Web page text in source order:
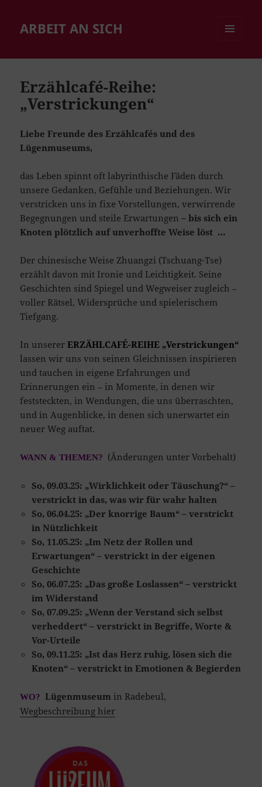
ARBEIT AN SICH
Erzählcafé-Reihe:
„Verstrickungen“
Liebe Freunde des Erzählcafés und des
Lügenmuseums,
das Leben spinnt oft labyrinthische Fäden durch
unsere Gedanken, Gefühle und Beziehungen. Wir
verstricken uns in fixe Vorstellungen, verwirrende
Begegnungen und steile Erwartungen– bis sich ein
Knoten plötzlich auf unverhoffte Weise löst …
Der chinesische Weise Zhuangzi (Tschuang-Tse)
erzählt davon mit Ironie und Leichtigkeit. Seine
Geschichten sind Spiegel und Wegweiser zugleich –
voller Rätsel, Widersprüche und spielerischem
Tiefgang.
In unsererERZÄHLCAFÉ-REIHE „Verstrickungen“
lassen wir uns von seinen Gleichnissen inspirieren
und tauchen in eigene Erfahrungen und
Erinnerungen ein – in Momente, in denen wir
feststeckten, in Wendungen, die uns überraschten,
und in Augenblicke, in denen sich unerwartet ein
neuer Weg auftat.
WANN & THEMEN? (Änderungen unter Vorbehalt)
So, 09.03.25: „Wirklichkeit oder Täuschung?“ –
verstrickt in das, was wir für wahr halten
So, 06.04.25: „Der knorrige Baum“ – verstrickt
in Nützlichkeit
So, 11.05.25: „Im Netz der Rollen und
Erwartungen“ – verstrickt in der eigenen
Geschichte
So, 06.07.25: „Das große Loslassen“ – verstrickt
im Widerstand
So, 07.09.25: „Wenn der Verstand sich selbst
verheddert“ – verstrickt in Begriffe, Worte &
Vor-Urteile
So, 09.11.25: „Ist das Herz ruhig, lösen sich die
Knoten“ – verstrickt in Emotionen & Begierden
WO? Lügenmuseumin Radebeul,
Wegbeschreibung hier